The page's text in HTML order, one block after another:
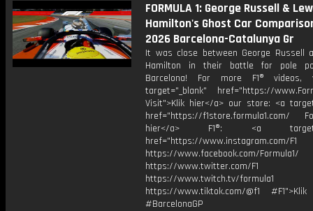
FORMULA 1: George Russell &
Hamilton's Ghost Car
2026 Barcelona-Catalunya Gr
It was close between George Russell
Hamilton in their battle for pole
Barcelona! For more F1® videos,
target="_blank" href="https://
Visit">Klik hier</a> our store: <a
href="https://f1store.formula1.com/
hier</a> F1®: <a
href="https://www.instagram.com/F1
https://www.facebook.com/Formula1/
https://www.twitter.com/F1
https://www.twitch.tv/formula1
https://www.tiktok.com/@f1
#BarcelonaGP